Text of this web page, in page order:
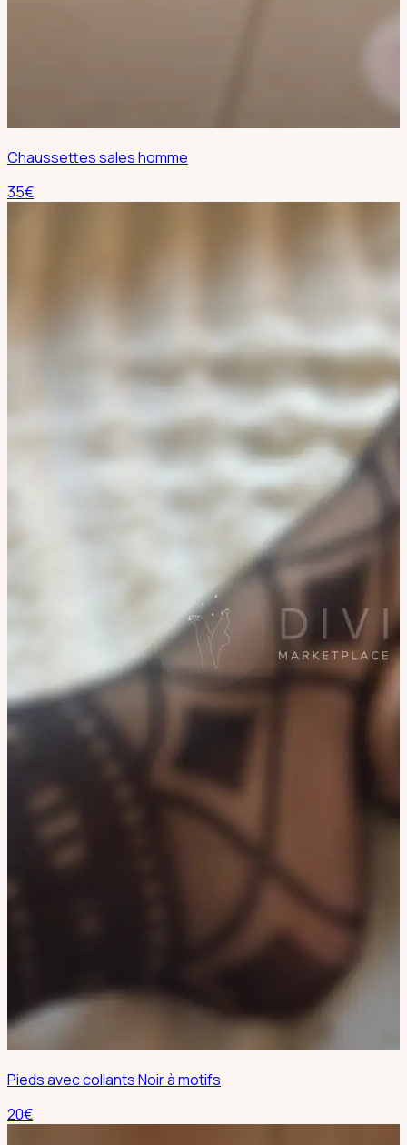
Chaussettes sales homme
35€
Pieds avec collants Noir à motifs
20€